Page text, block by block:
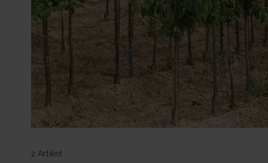
Baumschule
Insektizide
Herbizide
Getreide
Grünland
Hopfen
Mehr anzeigen
2 Artikel